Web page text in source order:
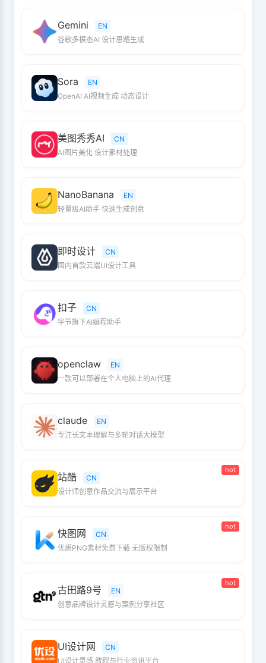
Gemini
EN
谷歌多模态AI 设计思路生成
Sora
EN
OpenAI AI视频生成 动态设计
美图秀秀AI
CN
AI图片美化 设计素材处理
NanoBanana
EN
轻量级AI助手 快速生成创意
即时设计
CN
国内首款云端UI设计工具
扣子
CN
字节旗下AI编程助手
openclaw
EN
一款可以部署在个人电脑上的AI代理
claude
EN
专注长文本理解与多轮对话大模型
hot
站酷
CN
设计师创意作品交流与展示平台
hot
快图网
CN
优质PNG素材免费下载 无版权限制
hot
古田路9号
EN
创意品牌设计灵感与案例分享社区
UI设计网
CN
UI设计灵感 教程与行业资讯平台